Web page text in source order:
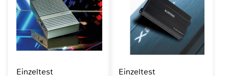
Einzeltest
Einzeltest